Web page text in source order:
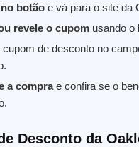
botão e vá para o site da
revele o cupom usando o
cupom de desconto no
a comprae confira se o
Desconto da